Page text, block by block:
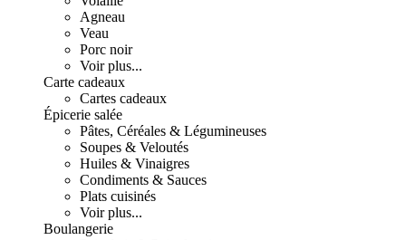
Agneau
Veau
Porc noir
Voir plus...
Carte cadeaux
Cartes cadeaux
Épicerie salée
Pâtes, Céréales & Légumineuses
Soupes & Veloutés
Huiles & Vinaigres
Condiments & Sauces
Plats cuisinés
Voir plus...
Boulangerie